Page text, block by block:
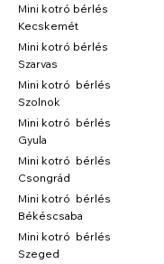
Mini kotró bérlés
Kecskemét
Mini kotró bérlés
Szolnok
Mini kotró bérlés
Szarvas
Mini kotró bérlés
Gyula
Mini kotró bérlés
Csongrád
Mini kotró bérlés
Békéscsaba
Mini kotró bérlés
Szeged